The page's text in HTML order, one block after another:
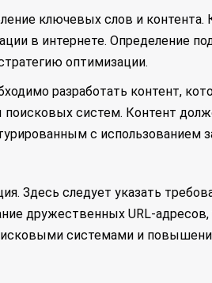
ключевых слов и
в интернете. Определение
оптимизации.
разработать контент,
поисковых систем. Контент
с использованием
Здесь следует указать
дружественных URL-
системами и